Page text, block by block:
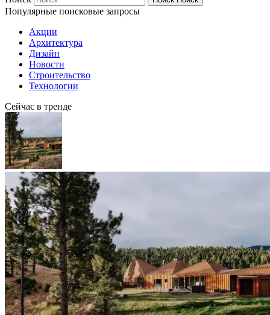
Популярные поисковые запросы
Акции
Архитектура
Дизайн
Новости
Строительство
Технологии
Сейчас в тренде